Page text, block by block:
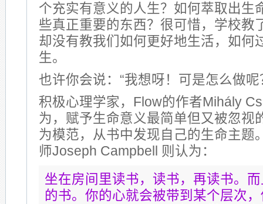
个充实有意义的人生？如何萃取出生
些真正重要的东西？很可惜，学校教
却没有教我们如何更好地生活，如何
生。
也许你会说：“我想呀！可是怎么做呢
积极心理学家，Flow的作者Mihály
为，赋予生命意义最简单但又被忽视
为模范，从书中发现自己的生命主题
师Joseph Campbell 则认为：
坐在房间里读书，读书，再读书。
的书。你的心就会被带到某个层次